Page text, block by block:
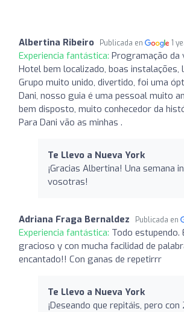
Albertina Ribeiro Publicada en 1
Experiencia fantástica: Programação da
Hotel bem localizado, boas instalações,
Grupo muito unido, divertido, foi uma
Dani, nosso guia é uma pessoal muito
bem disposto, muito conhecedor da
Para Dani vão as minhas .
Te Llevo a Nueva York
¡Gracias Albertina! Una semana
vosotras!
Adriana Fraga Bernaldez Publicada en
Experiencia fantástica: Todo estupendo.
gracioso y con mucha facilidad de
encantado!! Con ganas de repetirrr
Te Llevo a Nueva York
¡Deseando que repitáis, pero con